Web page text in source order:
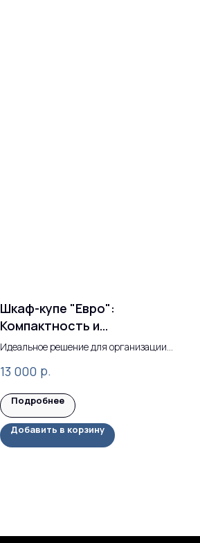
Шкаф-купе "Евро":
Компактность и
Элегантность
Идеальное решение для организации
13 000 р.
Подробнее
Добавить в корзину